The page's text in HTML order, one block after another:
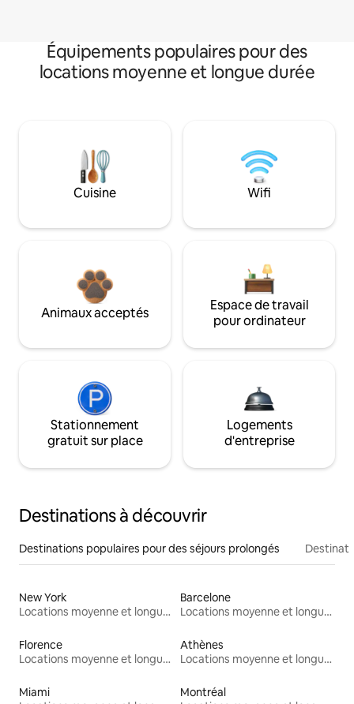
Équipements populaires pour des
locations moyenne et longue durée
Cuisine Wifi
Animaux acceptés
Espace de travail
pour ordinateur
Stationnement
gratuit sur place
Logements
d'entreprise
Destinations à découvrir
Destinations populaires pour des séjours prolongés
New York
Locations moyenne et longue durée
Barcelone
Locations moyenne et longue durée
Florence
Locations moyenne et longue durée
Athènes
Locations moyenne et longue durée
Miami
Montréal